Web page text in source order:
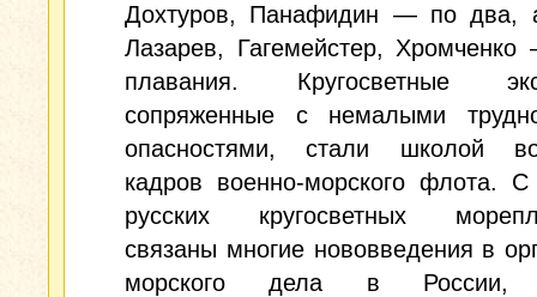
Дохтуров, Панафидин — по два,
Лазарев, Гагемейстер,
плавания. Кругосветные
сопряженные с немалыми
опасностями, стали школой
кадров военно-морского флота.
русских кругосветных
связаны многие нововведения в
морского дела в России,